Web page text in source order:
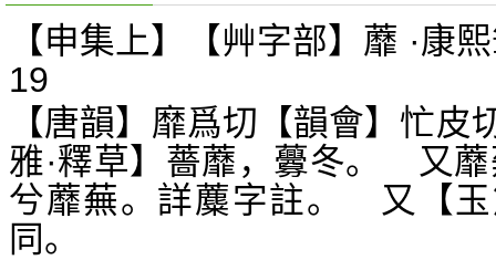
【申集上】【艸字部】蘼 ·康
19
【唐韻】靡爲切【韻會】忙皮
雅·釋草】薔蘼，虋冬。 又蘼
兮蘼蕪。詳蘪字註。 又【
同。